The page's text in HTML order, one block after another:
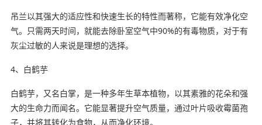
吊兰以其强大的适应性和快速生长的特性而著称，它能有效净化空
气。只需两天时间，就能去除卧室空气中90%的有毒物质，对于有
灰尘过敏的人来说是理想的选择。
4、白鹤芋
白鹤芋，又名白掌，是一种多年生草本植物，以其素雅的花朵和强
大的生命力而闻名。它能显著提升空气质量，通过叶片吸收霉菌孢
子，并将其转化为食物，从而净化环境。